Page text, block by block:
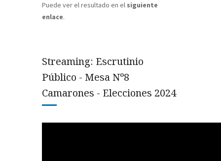
Puede ver el resultado en el siguiente
enlace.
Streaming: Escrutinio
Público - Mesa Nº8
Camarones - Elecciones 2024